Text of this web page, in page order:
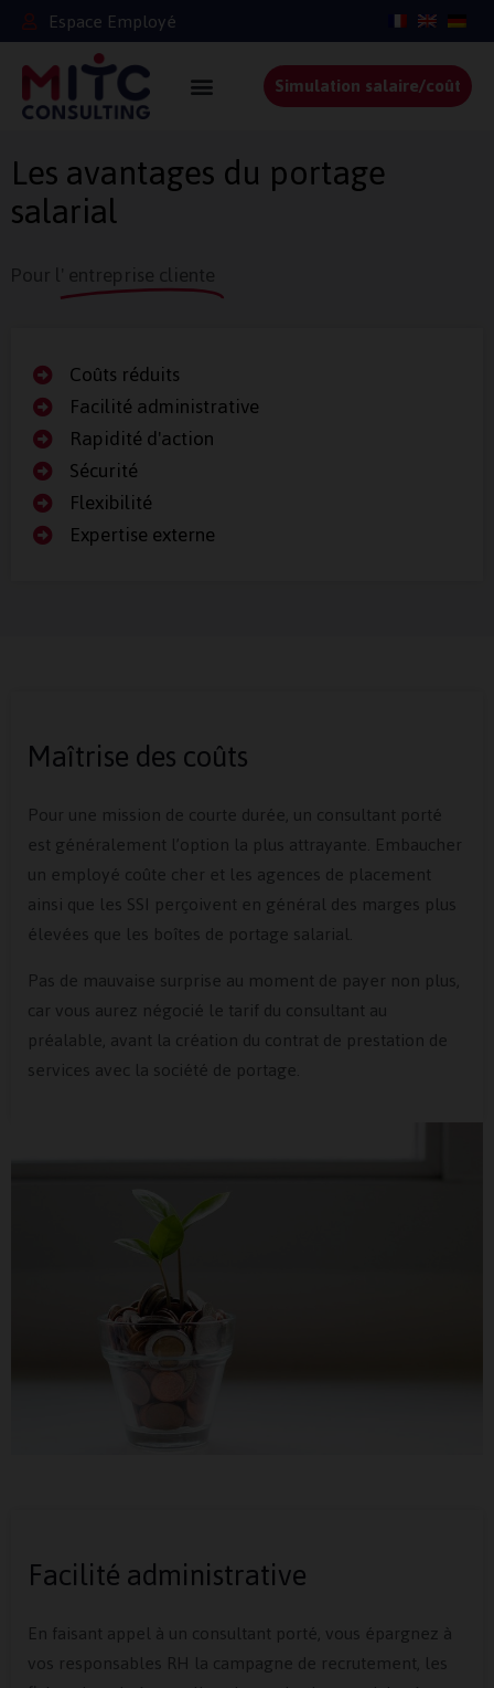
Espace Employé
Simulation salaire/coût
Les avantages du portage
salarial
Pour l' entreprise cliente
Coûts réduits
Facilité administrative
Rapidité d'action
Sécurité
Flexibilité
Expertise externe
Maîtrise des coûts
Pour une mission de courte durée, un consultant porté
est généralement l’option la plus attrayante. Embaucher
un employé coûte cher et les agences de placement
ainsi que les SSI perçoivent en général des marges plus
élevées que les boîtes de portage salarial.
Pas de mauvaise surprise au moment de payer non plus,
car vous aurez négocié le tarif du consultant au
préalable, avant la création du contrat de prestation de
services avec la société de portage.
Facilité administrative
En faisant appel à un consultant porté, vous épargnez à
vos responsables RH la campagne de recrutement, les